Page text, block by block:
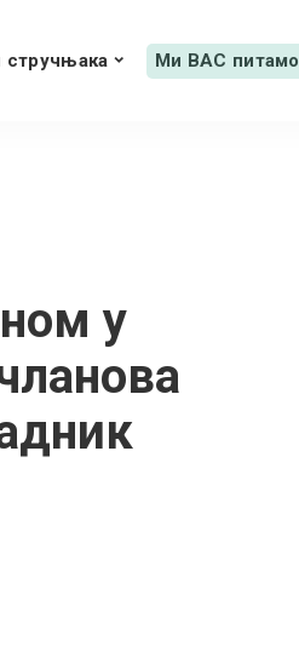
стручњака Ми ВАС питамо
у